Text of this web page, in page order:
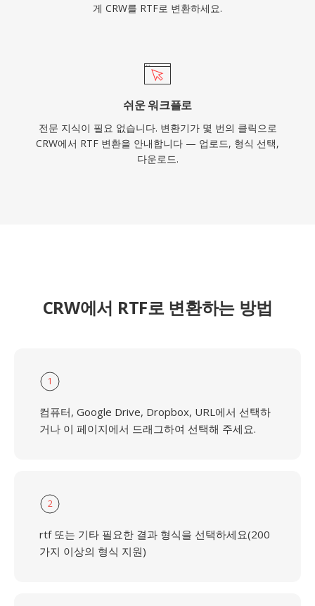
게 CRW를 RTF로 변환하세요.
쉬운 워크플로
전문 지식이 필요 없습니다. 변환기가 몇 번의 클릭으로
CRW에서 RTF 변환을 안내합니다 — 업로드, 형식 선택,
다운로드.
CRW에서 RTF로 변환하는 방법
1
컴퓨터, Google Drive, Dropbox, URL에서 선택하
거나 이 페이지에서 드래그하여 선택해 주세요.
2
rtf 또는 기타 필요한 결과 형식을 선택하세요(200
가지 이상의 형식 지원)